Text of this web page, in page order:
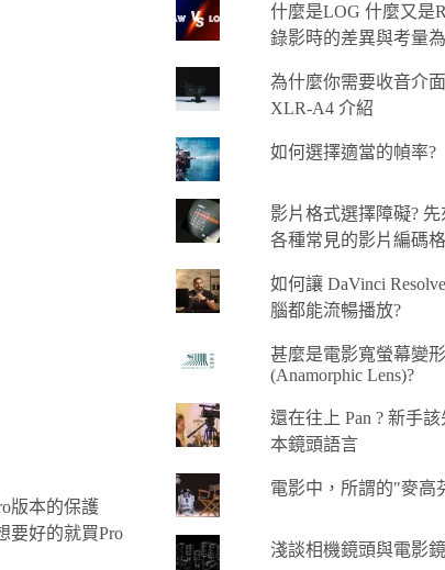
版本的保護
要好的就買Pro
什麼是LOG 什麼又是
錄影時的差異與考量
為什麼你需要收音介
XLR-A4 介紹
如何選擇適當的幀率?
影片格式選擇障礙?
各種常見的影片編碼
如何讓 DaVinci
腦都能流暢播放?
甚麼是電影寬螢幕變
(Anamorphic Lens)?
還在往上 Pan ? 新手
本鏡頭語言
電影中，所謂的"麥高
淺談相機鏡頭與電影